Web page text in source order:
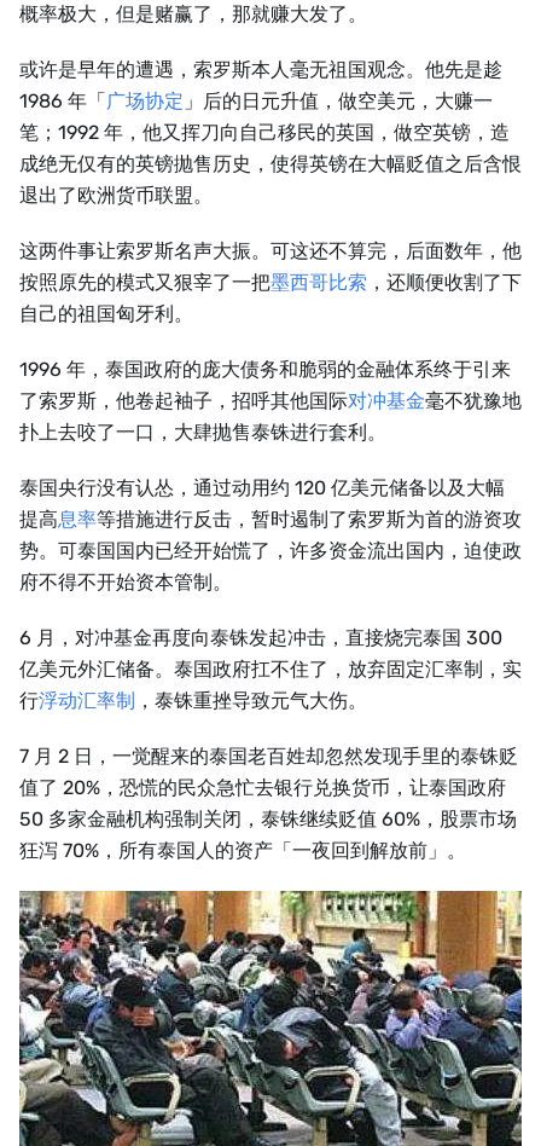
概率极大，但是赌赢了，那就赚大发了。
或许是早年的遭遇，索罗斯本人毫无祖国观念。他先是趁
1986 年「广场协定 」后的日元升值，做空美元，大赚一
笔；1992 年，他又挥刀向自己移民的英国，做空英镑，造
成绝无仅有的英镑抛售历史，使得英镑在大幅贬值之后含恨
退出了欧洲货币联盟。
这两件事让索罗斯名声大振。可这还不算完，后面数年，他
按照原先的模式又狠宰了一把墨西哥比索 ，还顺便收割了下
自己的祖国匈牙利。
1996 年，泰国政府的庞大债务和脆弱的金融体系终于引来
了索罗斯，他卷起袖子，招呼其他国际对冲基金毫不犹豫地
扑上去咬了一口，大肆抛售泰铢进行套利。
泰国央行没有认怂，通过动用约 120 亿美元储备以及大幅
提高息率等措施进行反击，暂时遏制了索罗斯为首的游资攻
势。可泰国国内已经开始慌了，许多资金流出国内，迫使政
府不得不开始资本管制。
6 月，对冲基金再度向泰铢发起冲击，直接烧完泰国 300
亿美元外汇储备。泰国政府扛不住了，放弃固定汇率制，实
行浮动汇率制 ，泰铢重挫导致元气大伤。
7 月 2 日，一觉醒来的泰国老百姓却忽然发现手里的泰铢贬
值了 20%，恐慌的民众急忙去银行兑换货币，让泰国政府
50 多家金融机构强制关闭，泰铢继续贬值 60%，股票市场
狂泻 70%，所有泰国人的资产「一夜回到解放前」。